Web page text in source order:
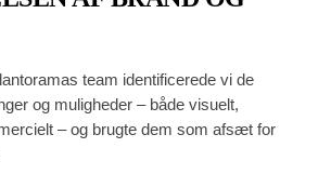
team identificerede vi de
og muligheder – både visuelt,
– og brugte dem som afsæt for